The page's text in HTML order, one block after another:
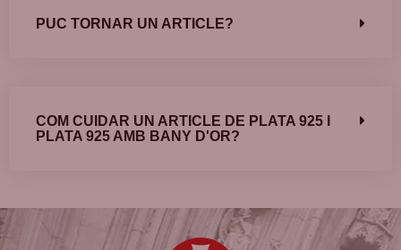
PUC TORNAR UN ARTICLE?
COM CUIDAR UN ARTICLE DE PLATA 925 I
PLATA 925 AMB BANY D'OR?